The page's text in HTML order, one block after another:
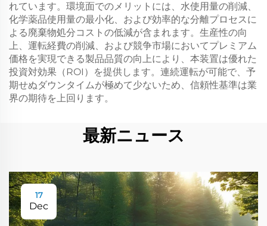
れています。環境面でのメリットには、水使用量の削減、
化学薬品使用量の最小化、および効率的な分離プロセスに
よる廃棄物処分コストの低減が含まれます。生産性の向
上、運転経費の削減、および競争市場においてプレミアム
価格を実現できる製品品質の向上により、本装置は優れた
投資対効果（ROI）を提供します。連続運転が可能で、予
期せぬダウンタイムが極めて少ないため、信頼性基準は業
界の期待を上回ります。
最新ニュース
17
Dec